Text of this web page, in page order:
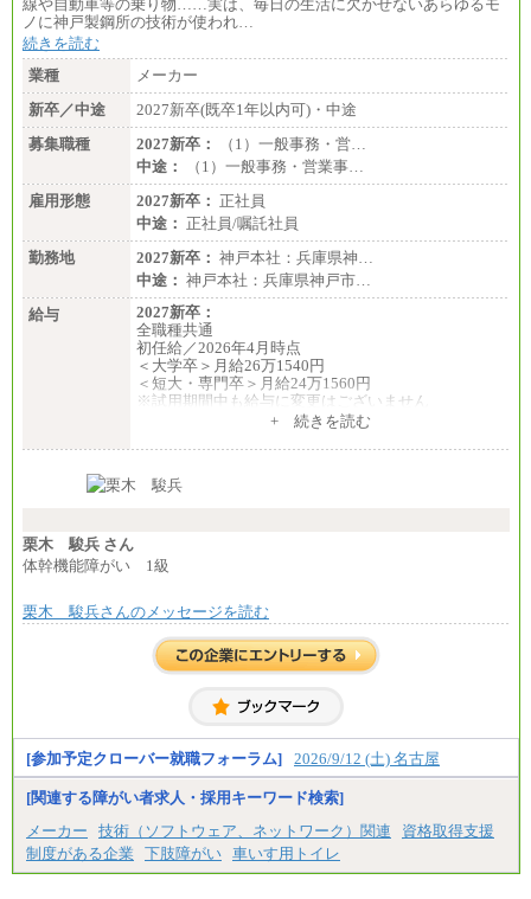
線や自動車等の乗り物……実は、毎日の生活に欠かせないあらゆるモ
ノに神戸製鋼所の技術が使われ…
続きを読む
業種
メーカー
新卒／中途
2027新卒(既卒1年以内可)・中途
募集職種
2027新卒：
（1）一般事務・営…
中途：
（1）一般事務・営業事…
雇用形態
2027新卒： 正社員
中途： 正社員/嘱託社員
勤務地
2027新卒： 神戸本社：兵庫県神…
中途： 神戸本社：兵庫県神戸市…
給与
2027新卒：
全職種共通
初任給／2026年4月時点
＜大学卒＞月給26万1540円
＜短大・専門卒＞月給24万1560円
※試用期間中も給与に変更はございません
月給24万円～
※試用期間中も給与に変更はございません
+ 続きを読む
栗木 駿兵 さん
体幹機能障がい 1級
栗木 駿兵さんのメッセージを読む
[参加予定クローバー就職フォーラム] 2026/9/12 (土) 名古屋
[関連する障がい者求人・採用キーワード検索]
メーカー
技術（ソフトウェア、ネットワーク）関連
資格取得支援
制度がある企業
下肢障がい 車いす用トイレ